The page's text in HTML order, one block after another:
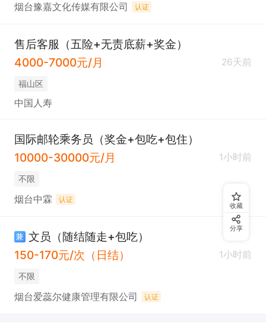
烟台豫嘉文化传媒有限公司 认证
售后客服（五险+无责底薪+奖金）
4000-7000元/月
26天前
福山区
中国人寿
国际邮轮乘务员（奖金+包吃+包住）
10000-30000元/月
1小时前
不限
烟台中霖 认证
兼 文员（随结随走+包吃）
150-170元/次（日结）
1小时前
不限
烟台爱蕊尔健康管理有限公司 认证
收藏
分享